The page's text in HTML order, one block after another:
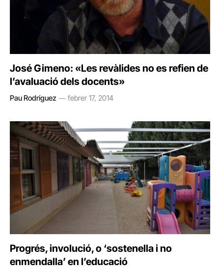
José Gimeno: «Les revàlides no es refien de
l’avaluació dels docents»
Pau Rodríguez febrer 17, 2014
Progrés, involució, o ‘sostenella i no
enmendalla’ en l’educació